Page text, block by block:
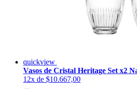
quickview
Vasos de Cristal Heritage Set x2
12x de $10.667,00